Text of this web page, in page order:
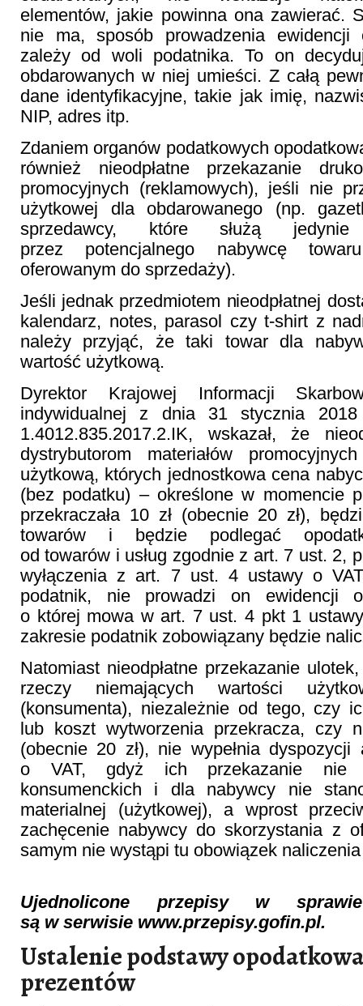
elementów, jakie powinna ona zawierać.
nie ma, sposób prowadzenia ewidencji
zależy od woli podatnika. To on
obdarowanych w niej umieści. Z całą
dane identyfikacyjne, takie jak imię,
NIP, adres itp.
Zdaniem organów podatkowych
również nieodpłatne przekazanie
promocyjnych (reklamowych), jeśli nie
użytkowej dla obdarowanego (np.
sprzedawcy, które służą
przez potencjalnego nabywcę
oferowanym do sprzedaży).
Jeśli jednak przedmiotem nieodpłatnej
kalendarz, notes, parasol czy t-shirt z
należy przyjąć, że taki towar dla
wartość użytkową.
Dyrektor Krajowej Informacji
indywidualnej z dnia 31 stycznia
1.4012.835.2017.2.IK, wskazał, że
dystrybutorom materiałów
użytkową, których jednostkowa cena
(bez podatku) – określone w momencie
przekraczała 10 zł (obecnie 20 zł),
towarów i będzie podlegać
od towarów i usług zgodnie z art. 7 ust. 2,
wyłączenia z art. 7 ust. 4 ustawy o
podatnik, nie prowadzi on ewidencji
o której mowa w art. 7 ust. 4 pkt 1
zakresie podatnik zobowiązany będzie
Natomiast nieodpłatne przekazanie
rzeczy niemających wartości
(konsumenta), niezależnie od tego, czy
lub koszt wytworzenia przekracza, czy
(obecnie 20 zł), nie wypełnia
o VAT, gdyż ich przekazanie nie
konsumenckich i dla nabywcy nie
materialnej (użytkowej), a wprost
zachęcenie nabywcy do skorzystania z
samym nie wystąpi tu obowiązek
Ujednolicone przepisy w
są w serwisie www.przepisy.gofin.pl.
Ustalenie podstawy
prezentów